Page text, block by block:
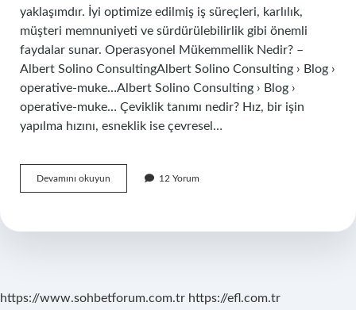
yaklaşımdır. İyi optimize edilmiş iş süreçleri, karlılık,
müşteri memnuniyeti ve sürdürülebilirlik gibi önemli
faydalar sunar. Operasyonel Mükemmellik Nedir? –
Albert Solino ConsultingAlbert Solino Consulting › Blog ›
operative-muke…Albert Solino Consulting › Blog ›
operative-muke… Çeviklik tanımı nedir? Hız, bir işin
yapılma hızını, esneklik ise çevresel…
Devamını okuyun Operasyonel
Çeviklik
12 Yorum
https://www.sohbetforum.com.tr https://efl.com.tr